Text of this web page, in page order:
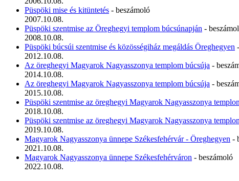
Püspöki mise és kitüntetés - beszámoló
2007.10.08.
Püspöki szentmise az Öreghegyi templom búcsúnapján -
2008.10.08.
Püspöki búcsúi szentmise és közösségiház megáldás Öreghegyen
2012.10.08.
Az öreghegyi Magyarok Nagyasszonya templom búcsúja -
2014.10.08.
Az öreghegyi Magyarok Nagyasszonya templom búcsúja -
2015.10.08.
Püspöki szentmise az öreghegyi Magyarok Nagyasszonya
2018.10.08.
Püspöki szentmise az öreghegyi Magyarok Nagyasszonya
2019.10.08.
Magyarok Nagyasszonya ünnepe Székesfehérvár - Öreghegyen -
2021.10.08.
Magyarok Nagyasszonya ünnepe Székesfehérváron - beszámoló
2022.10.08.